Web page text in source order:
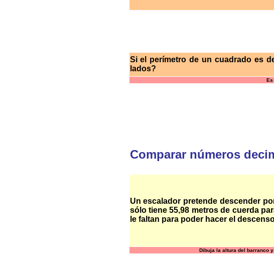
Si el perímetro de un cuadrado es
lados?
Es
Comparar números
Un escalador pretende descender
sólo tiene 55,98 metros de cuerda
le faltan para poder hacer el
Dibuja la altura del barranco